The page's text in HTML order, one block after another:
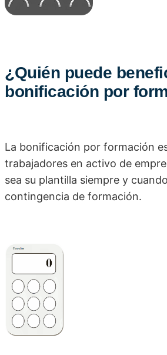
¿Quién puede
bonificación por
La bonificación por formación
trabajadores en activo de
sea su plantilla siempre y
contingencia de formación.